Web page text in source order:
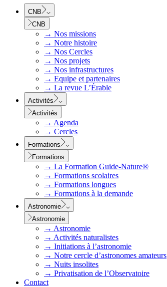
CNB
CNB
→ Nos missions
→ Notre histoire
→ Nos Cercles
→ Nos projets
→ Nos infrastructures
→ Equipe et partenaires
→ La revue L’Érable
Activités
Activités
→ Agenda
→ Cercles
Formations
Formations
→ La Formation Guide-Nature®
→ Formations scolaires
→ Formations longues
→ Formations à la demande
Astronomie
Astronomie
→ Astronomie
→ Activités naturalistes
→ Initiations à l’astronomie
→ Notre cercle d’astronomes amateurs
→ Nuits insolites
→ Privatisation de l’Observatoire
Contact